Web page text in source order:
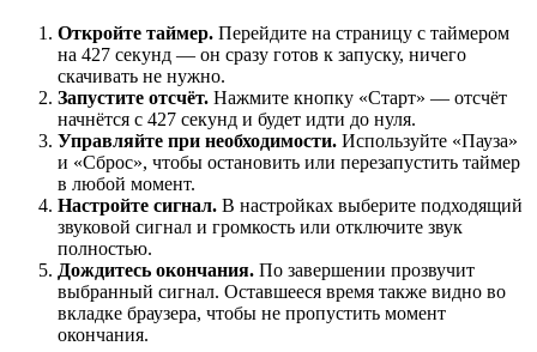
Откройте таймер. Перейдите на страницу с таймером
на 427 секунд — он сразу готов к запуску, ничего
скачивать не нужно.
Запустите отсчёт. Нажмите кнопку «Старт» — отсчёт
начнётся с 427 секунд и будет идти до нуля.
Управляйте при необходимости. Используйте «Пауза»
и «Сброс», чтобы остановить или перезапустить таймер
в любой момент.
Настройте сигнал. В настройках выберите подходящий
звуковой сигнал и громкость или отключите звук
полностью.
Дождитесь окончания. По завершении прозвучит
выбранный сигнал. Оставшееся время также видно во
вкладке браузера, чтобы не пропустить момент
окончания.